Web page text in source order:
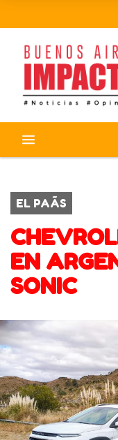
EL PAÃS
EN
SONIC